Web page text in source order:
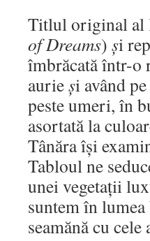
Titlul original al
of Dreams) și
îmbrăcată într-o
aurieși având
peste umeri, în
asortată la
Tânăra își
Tabloul ne
unei vegetații
suntem în
seamănă cu